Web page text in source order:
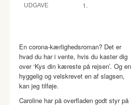
UDGAVE 1.
En corona-kærlighedsroman? Det er
hvad du har i vente, hvis du kaster dig
over ‘Kys din kæreste på rejsen’. Og en
hyggelig og velskrevet en af slagsen,
kan jeg tilføje.
Caroline har på overfladen godt styr på